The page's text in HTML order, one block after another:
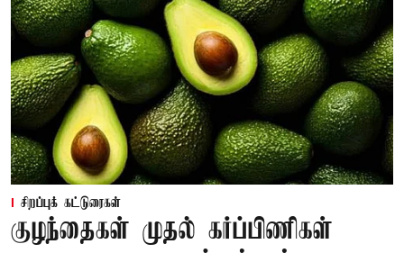
சிறப்புக் கட்டுரைகள்
குழந்தைகள் முதல் கர்ப்பிணிகள்